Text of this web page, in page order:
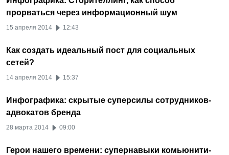
прорваться через информационный шум
15 апреля 2014 12:43
Как создать идеальный пост для социальных
сетей?
14 апреля 2014 15:37
Инфографика: скрытые суперсилы сотрудников-
адвокатов бренда
28 марта 2014 09:00
Герои нашего времени: супернавыки комьюнити-